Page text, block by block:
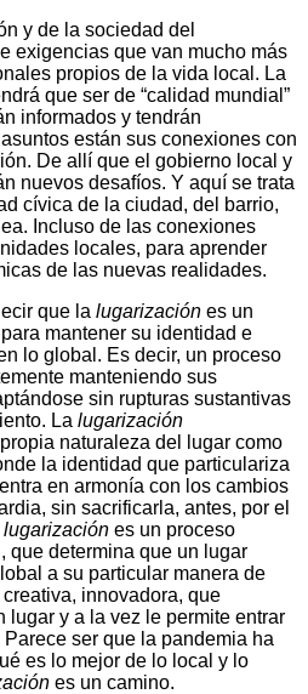
y de la sociedad del
exigencias que van mucho más
propios de la vida local. La
que ser de “calidad mundial”
informados y tendrán
están sus conexiones con
De allí que el gobierno local y
nuevos desafíos. Y aquí se trata
cívica de la ciudad, del barrio,
Incluso de las conexiones
locales, para aprender
de las nuevas realidades.
que la lugarización es un
mantener su identidad e
lo global. Es decir, un proceso
manteniendo sus
sin rupturas sustantivas
La lugarización
naturaleza del lugar como
la identidad que particulariza
en armonía con los cambios
sin sacrificarla, antes, por el
lugarización es un proceso
que determina que un lugar
a su particular manera de
innovadora, que
lugar y a la vez le permite entrar
ser que la pandemia ha
es lo mejor de lo local y lo
es un camino.